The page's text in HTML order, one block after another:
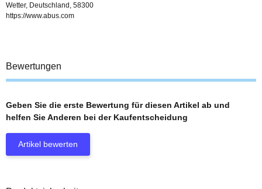
Wetter, Deutschland, 58300
https://www.abus.com
Bewertungen
Geben Sie die erste Bewertung für diesen Artikel ab und
helfen Sie Anderen bei der Kaufentscheidung
Artikel bewerten